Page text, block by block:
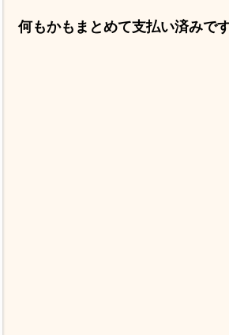
何もかもまとめて支払い済みで